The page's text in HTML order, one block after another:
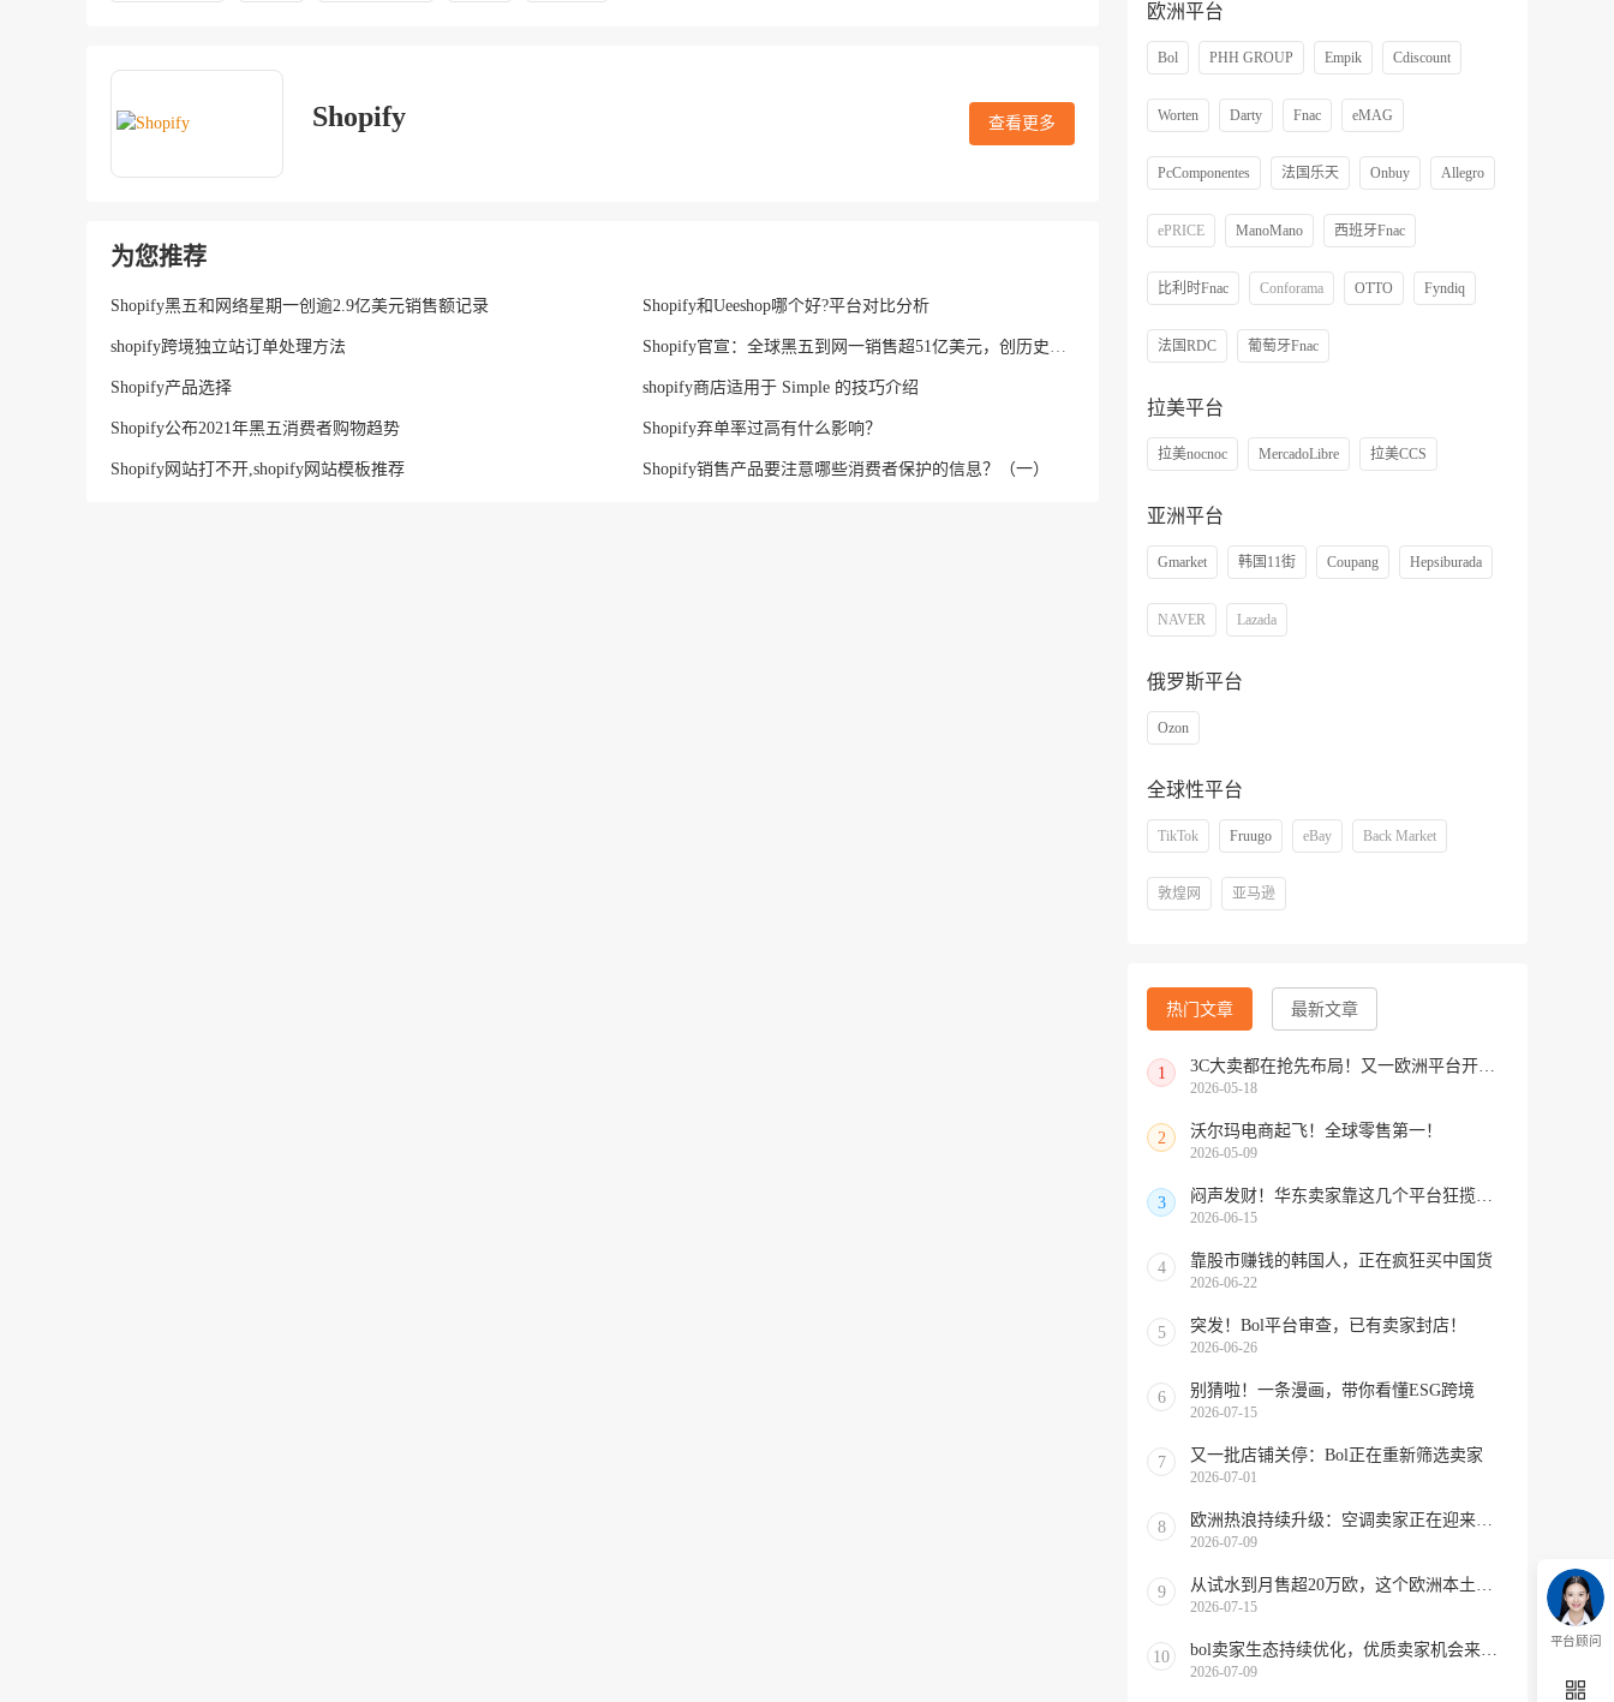
Shopify 查看更多
为您推荐
Shopify黑五和网络星期一创逾2.9亿美元销售额记录 Shopify和Ueeshop哪个好?平台对比分析
shopify跨境独立站订单处理方法 Shopify官宣：全球黑五到网一销售超51亿美元，创历史新高
Shopify产品选择 shopify商店适用于 Simple 的技巧介绍
Shopify公布2021年黑五消费者购物趋势 Shopify弃单率过高有什么影响？
Shopify网站打不开,shopify网站模板推荐 Shopify销售产品要注意哪些消费者保护的信息？（一）
欧洲平台
Bol PHH GROUP Empik Cdiscount
Worten Darty Fnac eMAG
PcComponentes 法国乐天 Onbuy Allegro
ePRICE ManoMano 西班牙Fnac
比利时Fnac Conforama OTTO Fyndiq
法国RDC 葡萄牙Fnac
拉美平台
拉美nocnoc MercadoLibre 拉美CCS
亚洲平台
Gmarket 韩国11街 Coupang Hepsiburada
NAVER Lazada
俄罗斯平台
Ozon
全球性平台
TikTok Fruugo eBay Back Market
敦煌网 亚马逊
热门文章 最新文章
1 3C大卖都在抢先布局！又一欧洲平台开放中国招商
2026-05-18
2 沃尔玛电商起飞！全球零售第一！
2026-05-09
3 闷声发财！华东卖家靠这几个平台狂揽北美订单，华南机会来了！
2026-06-15
4 靠股市赚钱的韩国人，正在疯狂买中国货
2026-06-22
5 突发！Bol平台审查，已有卖家封店！
2026-06-26
6 别猜啦！一条漫画，带你看懂ESG跨境
2026-07-15
7 又一批店铺关停：Bol正在重新筛选卖家
2026-07-01
8 欧洲热浪持续升级：空调卖家正在迎来窗口期！
2026-07-09
9 从试水到月售超20万欧，这个欧洲本土平台被低估了
2026-07-15
10 bol卖家生态持续优化，优质卖家机会来啦！
2026-07-09
平台顾问